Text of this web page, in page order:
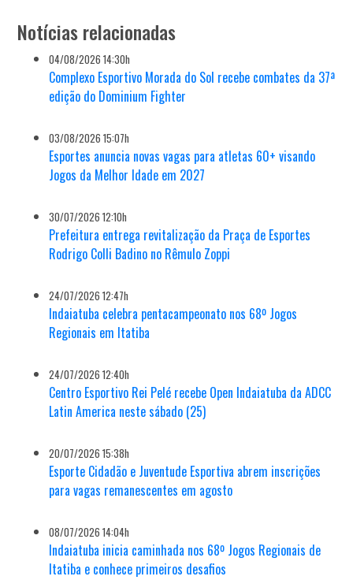
Notícias relacionadas
04/08/2026 14:30h
Complexo Esportivo Morada do Sol recebe combates da 37ª
edição do Dominium Fighter
03/08/2026 15:07h
Esportes anuncia novas vagas para atletas 60+ visando
Jogos da Melhor Idade em 2027
30/07/2026 12:10h
Prefeitura entrega revitalização da Praça de Esportes
Rodrigo Colli Badino no Rêmulo Zoppi
24/07/2026 12:47h
Indaiatuba celebra pentacampeonato nos 68º Jogos
Regionais em Itatiba
24/07/2026 12:40h
Centro Esportivo Rei Pelé recebe Open Indaiatuba da ADCC
Latin America neste sábado (25)
20/07/2026 15:38h
Esporte Cidadão e Juventude Esportiva abrem inscrições
para vagas remanescentes em agosto
08/07/2026 14:04h
Indaiatuba inicia caminhada nos 68º Jogos Regionais de
Itatiba e conhece primeiros desafios